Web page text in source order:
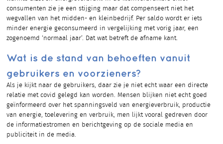
consumenten zie je een stijging maar dat compenseert niet het
wegvallen van het midden- en kleinbedrijf. Per saldo wordt er iets
minder energie geconsumeerd in vergelijking met vorig jaar, een
zogenoemd ‘normaal jaar’. Dat wat betreft de afname kant.
Wat is de stand van behoeften vanuit
gebruikers en voorzieners?
Als je kijkt naar de gebruikers, daar zie je niet echt waar een directe
relatie met covid gelegd kan worden. Mensen blijken niet echt goed
geïnformeerd over het spanningsveld van energieverbruik, productie
van energie, toelevering en verbruik, men lijkt vooral gedreven door
de informatiestromen en berichtgeving op de sociale media en
publiciteit in de media.